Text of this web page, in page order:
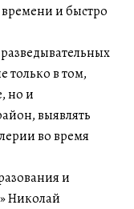
и быстро
только в том,
но и
выявлять
во время
и
Николай